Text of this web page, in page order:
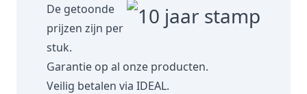
De getoonde
prijzen zijn per
stuk.
Garantie op al onze producten.
Veilig betalen via IDEAL.